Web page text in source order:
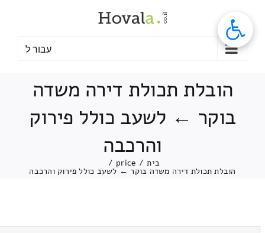
עבור ל
הובלת תכולת דירה משדה
בוקר ← לשעב כולל פירוק
והרכבה
בית /
price
/
הובלת תכולת דירה משדה בוקר ← לשעב כולל פירוק והרכבה